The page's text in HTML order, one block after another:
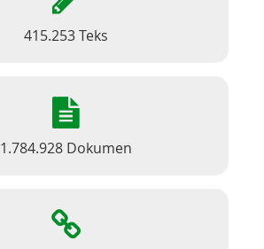
415.253 Teks
1.784.928 Dokumen